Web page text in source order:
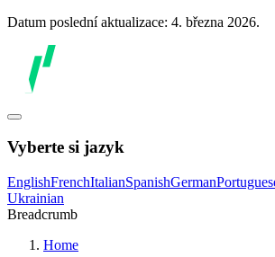
Datum poslední aktualizace: 4. března 2026.
Vyberte si jazyk
EnglishFrenchItalianSpanishGerman
Ukrainian
Breadcrumb
Home